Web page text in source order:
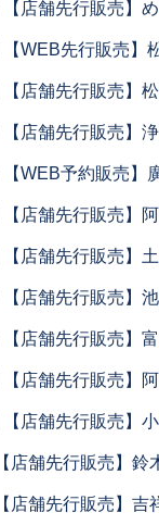
【店舗先行販売】
【WEB先行販売】
【店舗先行販売】
【店舗先行販売】
【WEB予約販売】
【店舗先行販売】
【店舗先行販売】
【店舗先行販売】
【店舗先行販売】
【店舗先行販売】
【店舗先行販売】
【店舗先行販売】
【店舗先行販売】吉